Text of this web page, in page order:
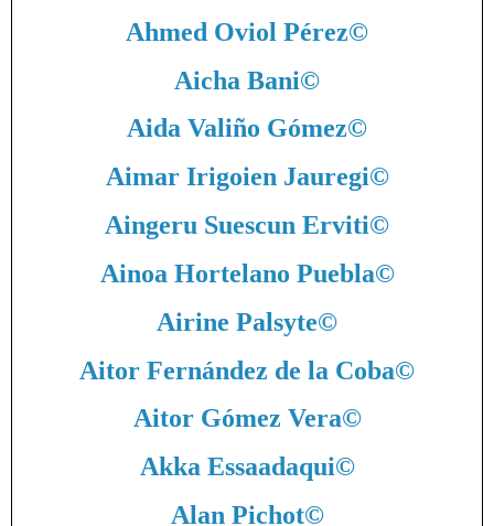
Ahmed Oviol Pérez©
Aicha Bani©
Aida Valiño Gómez©
Aimar Irigoien Jauregi©
Aingeru Suescun Erviti©
Ainoa Hortelano Puebla©
Airine Palsyte©
Aitor Fernández de la Coba©
Aitor Gómez Vera©
Akka Essaadaqui©
Alan Pichot©